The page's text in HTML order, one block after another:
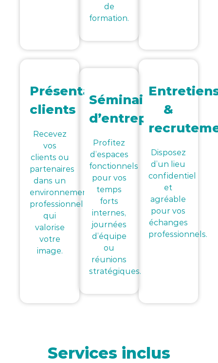
de
formation.
Présentations
clients
Recevez
vos
clients ou
partenaires
dans un
environnement
professionnel
qui
valorise
votre
image.
Séminaires
d’entreprise
Profitez
d’espaces
fonctionnels
pour vos
temps
forts
internes,
journées
d’équipe
ou
réunions
stratégiques.
&
Disposez
d’un lieu
confidentiel
et
agréable
pour vos
échanges
professionnels.
Services inclus